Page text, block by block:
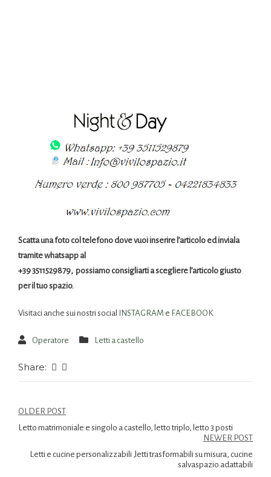
Scatta una foto col telefono dove vuoi inserire l’articolo ed inviala
tramite whatsapp al
+39 3511529879, possiamo consigliarti a scegliere l’articolo giusto
per il tuo spazio.
Visitaci anche sui nostri social INSTAGRAM e FACEBOOK
Operatore Letti a castello
Share:
OLDER POST
Letto matrimoniale e singolo a castello, letto triplo, letto 3 posti
NEWER POST
Letti e cucine personalizzabili ,letti trasformabili su misura, cucine
salvaspazio adattabili